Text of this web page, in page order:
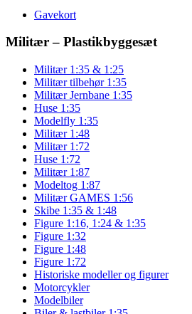
Gavekort
Militær – Plastikbyggesæt
Militær 1:35 & 1:25
Militær tilbehør 1:35
Militær Jernbane 1:35
Huse 1:35
Modelfly 1:35
Militær 1:48
Militær 1:72
Huse 1:72
Militær 1:87
Modeltog 1:87
Militær GAMES 1:56
Skibe 1:35 & 1:48
Figure 1:16, 1:24 & 1:35
Figure 1:32
Figure 1:48
Figure 1:72
Historiske modeller og figurer
Motorcykler
Modelbiler